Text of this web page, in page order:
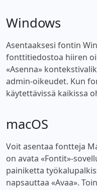
Windows
Asentaaksesi fontin
fonttitiedostoa hiiren
«Asenna»
admin-oikeudet. Kun
käytettävissä kaikissa
macOS
Voit asentaa fontteja
on avata «Fontit»-
painiketta
napsauttaa «Avaa».